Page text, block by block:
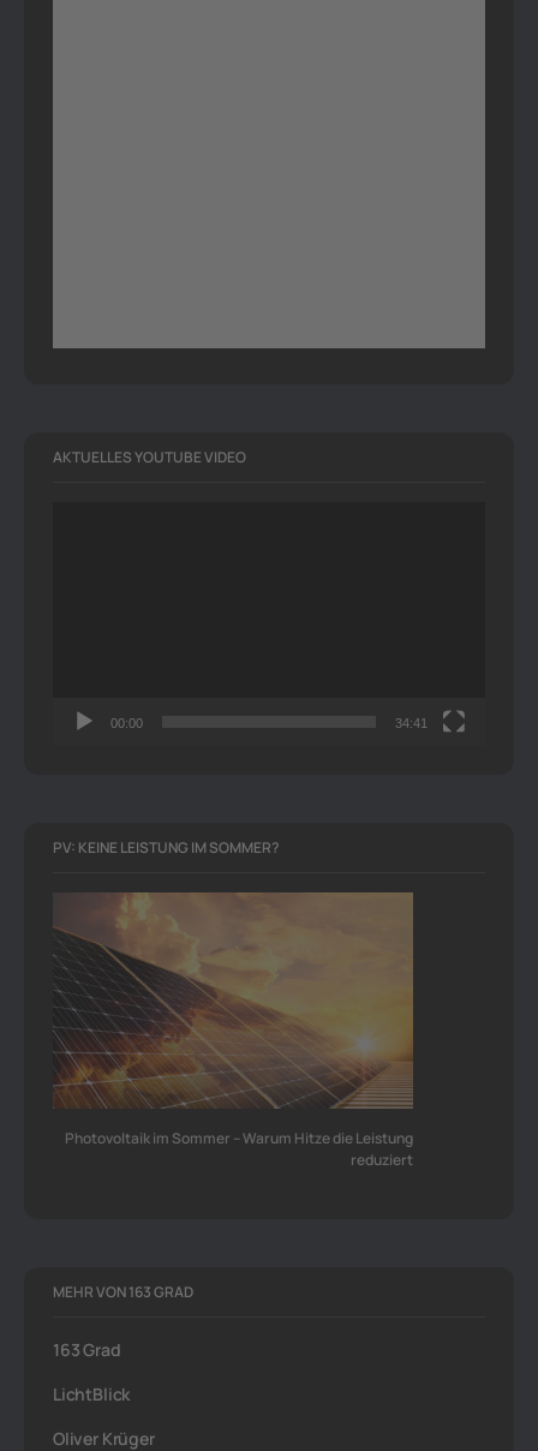
AKTUELLES YOUTUBE VIDEO
00:00 34:41
PV: KEINE LEISTUNG IM SOMMER?
Photovoltaik im Sommer – Warum Hitze die Leistung
reduziert
MEHR VON 163 GRAD
163 Grad
LichtBlick
Oliver Krüger